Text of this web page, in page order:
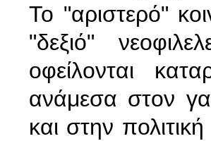
Το "αριστερό"
"δεξιό"
οφείλονται
ανάμεσα στον
και στην